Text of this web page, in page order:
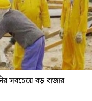
সবচেয়ে বড় বাজার